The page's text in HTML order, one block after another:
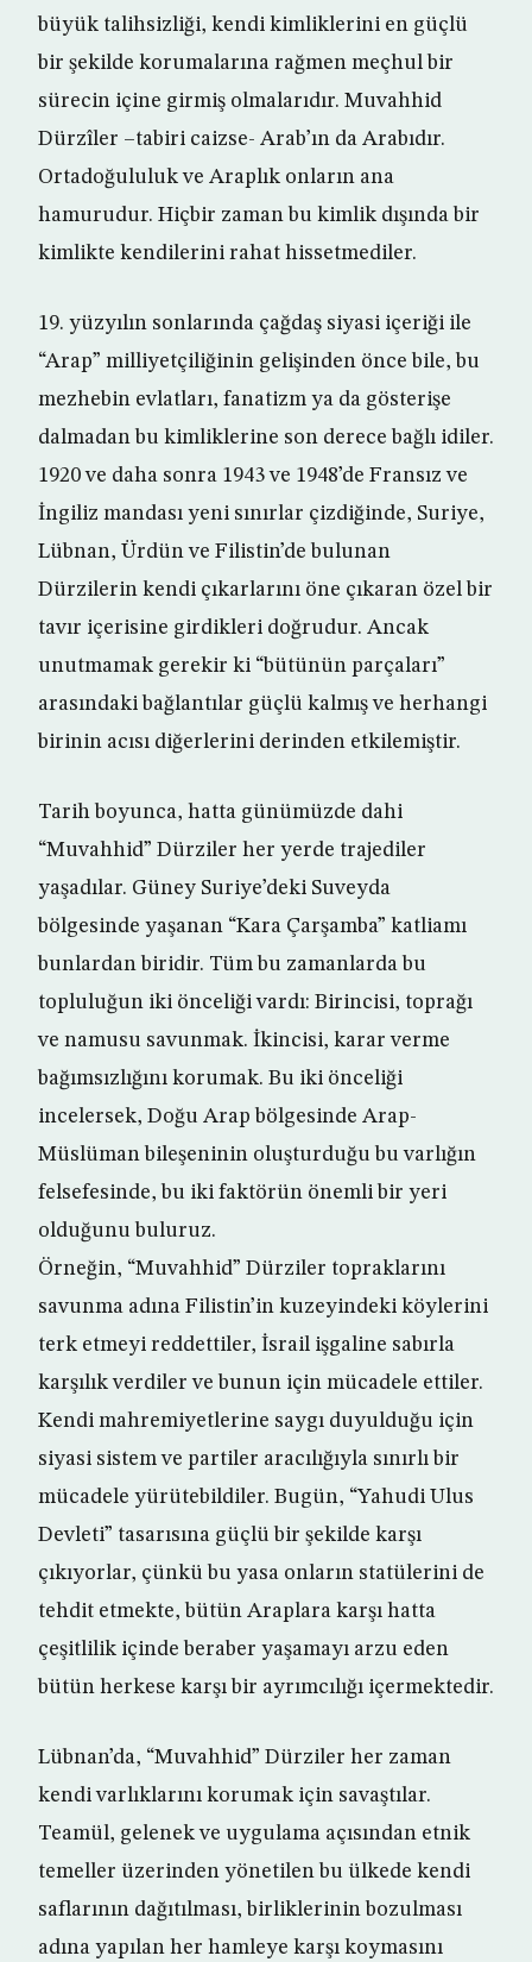
büyük talihsizliği, kendi kimliklerini en güçlü
bir şekilde korumalarına rağmen meçhul bir
sürecin içine girmiş olmalarıdır. Muvahhid
Dürzîler –tabiri caizse- Arab’ın da Arabıdır.
Ortadoğululuk ve Araplık onların ana
hamurudur. Hiçbir zaman bu kimlik dışında bir
kimlikte kendilerini rahat hissetmediler.
19. yüzyılın sonlarında çağdaş siyasi içeriği ile
“Arap” milliyetçiliğinin gelişinden önce bile, bu
mezhebin evlatları, fanatizm ya da gösterişe
dalmadan bu kimliklerine son derece bağlı idiler.
1920 ve daha sonra 1943 ve 1948’de Fransız ve
İngiliz mandası yeni sınırlar çizdiğinde, Suriye,
Lübnan, Ürdün ve Filistin’de bulunan
Dürzilerin kendi çıkarlarını öne çıkaran özel bir
tavır içerisine girdikleri doğrudur. Ancak
unutmamak gerekir ki “bütünün parçaları”
arasındaki bağlantılar güçlü kalmış ve herhangi
birinin acısı diğerlerini derinden etkilemiştir.
Tarih boyunca, hatta günümüzde dahi
“Muvahhid” Dürziler her yerde trajediler
yaşadılar. Güney Suriye’deki Suveyda
bölgesinde yaşanan “Kara Çarşamba” katliamı
bunlardan biridir. Tüm bu zamanlarda bu
topluluğun iki önceliği vardı: Birincisi, toprağı
ve namusu savunmak. İkincisi, karar verme
bağımsızlığını korumak. Bu iki önceliği
incelersek, Doğu Arap bölgesinde Arap-
Müslüman bileşeninin oluşturduğu bu varlığın
felsefesinde, bu iki faktörün önemli bir yeri
olduğunu buluruz.
Örneğin, “Muvahhid” Dürziler topraklarını
savunma adına Filistin’in kuzeyindeki köylerini
terk etmeyi reddettiler, İsrail işgaline sabırla
karşılık verdiler ve bunun için mücadele ettiler.
Kendi mahremiyetlerine saygı duyulduğu için
siyasi sistem ve partiler aracılığıyla sınırlı bir
mücadele yürütebildiler. Bugün, “Yahudi Ulus
Devleti” tasarısına güçlü bir şekilde karşı
çıkıyorlar, çünkü bu yasa onların statülerini de
tehdit etmekte, bütün Araplara karşı hatta
çeşitlilik içinde beraber yaşamayı arzu eden
bütün herkese karşı bir ayrımcılığı içermektedir.
Lübnan’da, “Muvahhid” Dürziler her zaman
kendi varlıklarını korumak için savaştılar.
Teamül, gelenek ve uygulama açısından etnik
temeller üzerinden yönetilen bu ülkede kendi
saflarının dağıtılması, birliklerinin bozulması
adına yapılan her hamleye karşı koymasını